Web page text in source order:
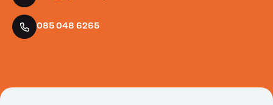
085 048 6265